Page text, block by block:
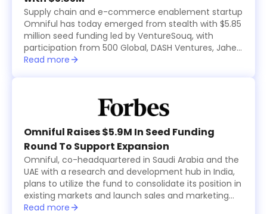
Supply chain and e-commerce enablement startup
Omniful has today emerged from stealth with $5.85
million seed funding led by VentureSouq, with
participation from 500 Global, DASH Ventures, Jahez
Group, SEEDRA Ventures, Bunat Ventures, Hala
Read more
Omniful Raises $5.9M In Seed Funding
Round To Support Expansion
Omniful, co-headquartered in Saudi Arabia and the
UAE with a research and development hub in India,
plans to utilize the fund to consolidate its position in
existing markets and launch sales and marketing
activities in new countries within the region while
Read more